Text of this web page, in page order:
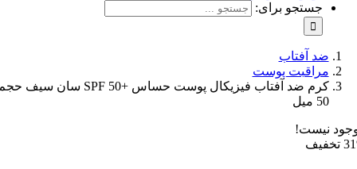
جستجو برای:
ضد آفتاب
مراقبت پوست
كرم ضد آفتاب فیزیکال پوست حساس +SPF 50 سان سیف حجم
نیست!